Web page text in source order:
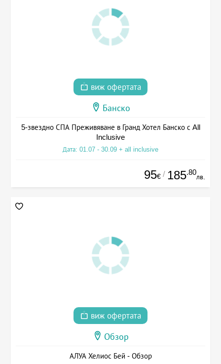
виж офертата
Банско
5-звездно СПА Преживяване в Гранд Хотел Банско с All
Inclusive
Дата: 01.07 - 30.09 + all inclusive
95€ / 185.80
лв.
виж офертата
Обзор
АЛУА Хелиос Бей - Обзор